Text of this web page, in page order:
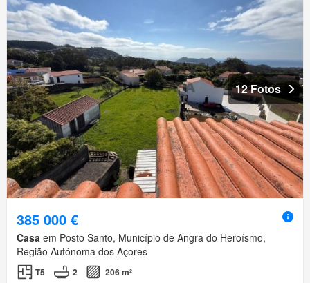
12 Fotos
385 000 €
Casa em Posto Santo, Município de Angra do Heroísmo,
Região Autónoma dos Açores
T5 2
206 m²